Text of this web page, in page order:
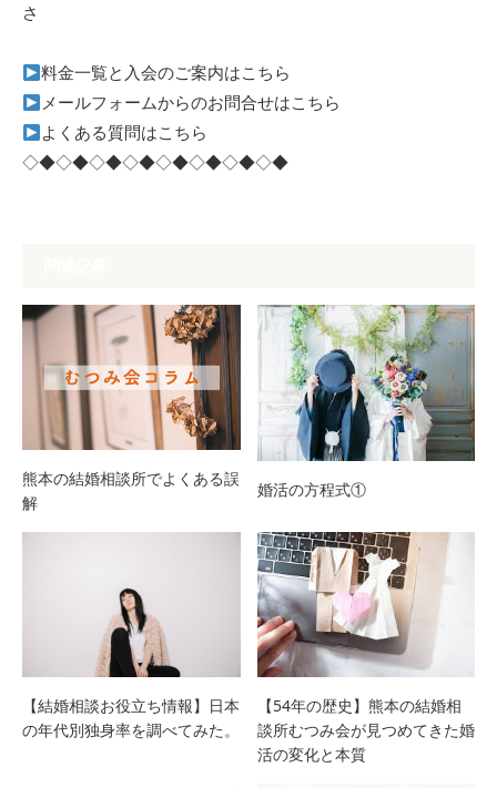
さ
料金一覧と入会のご案内はこちら
メールフォームからのお問合せはこちら
よくある質問はこちら
◇◆◇◆◇◆◇◆◇◆◇◆◇◆◇◆
熊本の結婚相談所でよくある誤
解
婚活の方程式①
【結婚相談お役立ち情報】日本
の年代別独身率を調べてみた。
【54年の歴史】熊本の結婚相
談所むつみ会が見つめてきた婚
活の変化と本質